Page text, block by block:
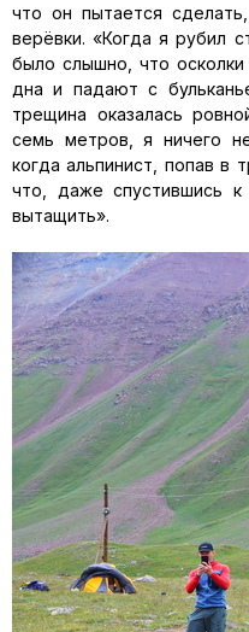
что он пытается
верёвки. «Когда я рубил
было слышно, что
дна и падают с
трещина оказалась
семь метров, я ничего
когда альпинист, попав в
что, даже спустившись
вытащить».